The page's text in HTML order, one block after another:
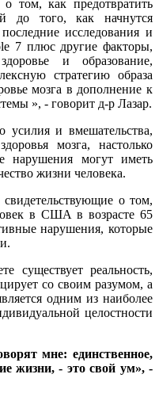
том, как предотвратить
до того, как начнутся
исследования и
7 плюс другие факторы,
и образование,
стратегию образа
мозга в дополнение к
», - говорит д-р Лазар.
усилия и вмешательства,
мозга, настолько
нарушения могут иметь
жизни человека.
о том,
в США в возрасте 65
нарушения, которые
существует реальность,
со своим разумом, а
одним из наиболее
целостности
мне: единственное,
жизни, - это свой ум», -